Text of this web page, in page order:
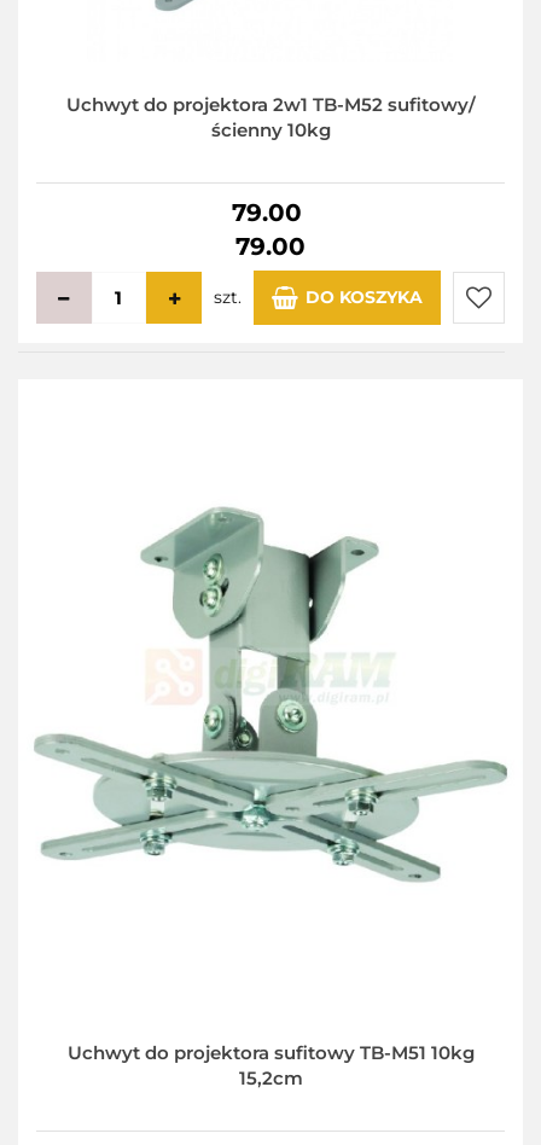
Uchwyt do projektora 2w1 TB-M52 sufitowy/
ścienny 10kg
79.00
79.00
szt. DO KOSZYKA
Do
Uchwyt do projektora sufitowy TB-M51 10kg
15,2cm